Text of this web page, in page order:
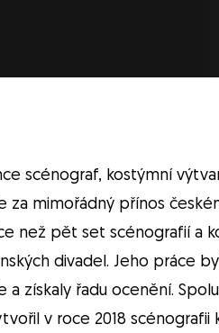
scénograf, kostýmní
za mimořádný přínos
než pět set scénografií a
divadel. Jeho práce
získaly řadu ocenění.
v roce 2018 scénografii